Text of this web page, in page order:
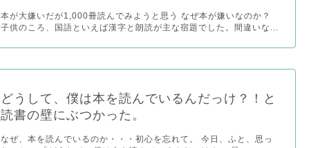
本が大嫌いだが1,000冊読んでみようと思う なぜ本が嫌いなのか？
子供のころ、国語といえば漢字と朗読が主な宿題でした。間違いな...
どうして、僕は本を読んでいるんだっけ？！と
読書の壁にぶつかった。
なぜ、本を読んでいるのか・・・初心を忘れて。 今日、ふと、思っ